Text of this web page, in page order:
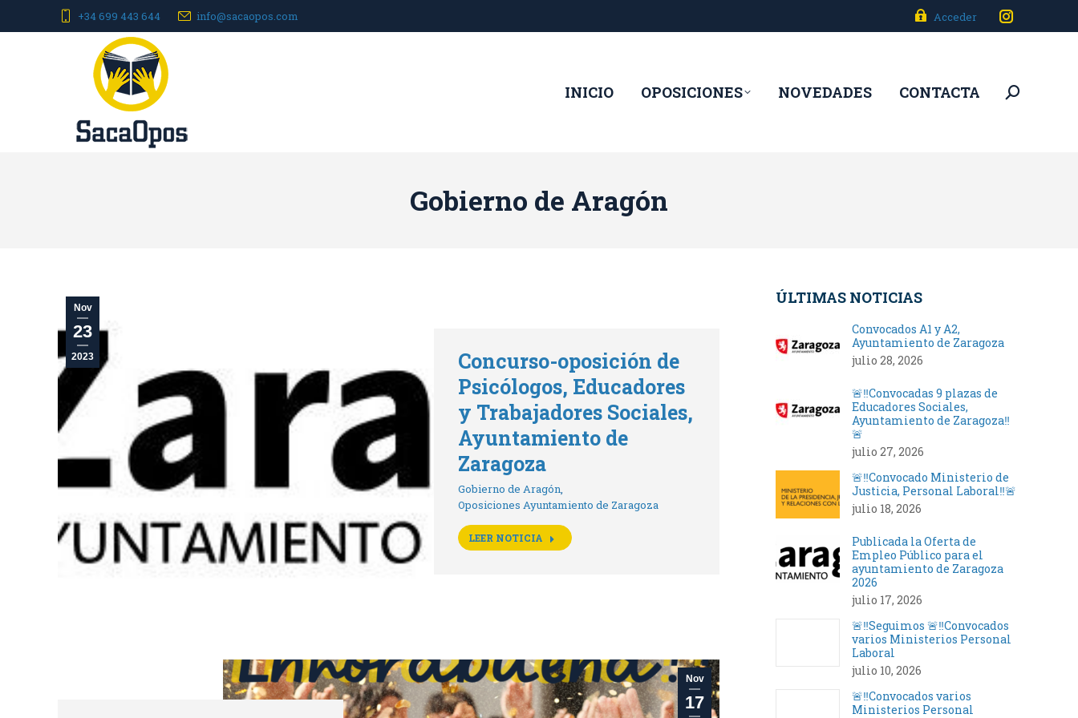
+34 699 443 644 info@sacaopos.com Acceder
Instagram
opens
INICIO OPOSICIONES NOVEDADES CONTACTA Buscar:
Gobierno de Aragón
Nov
23
2023
Concurso-oposición de
Psicólogos, Educadores
y Trabajadores Sociales,
Ayuntamiento de
Zaragoza
Gobierno de Aragón,
Oposiciones Ayuntamiento de Zaragoza
LEER NOTICIA
Nov
17
ÚLTIMAS NOTICIAS
Convocados A1 y A2,
Ayuntamiento de Zaragoza
julio 28, 2026
🚨‼️Convocadas 9 plazas de
Educadores Sociales,
Ayuntamiento de Zaragoza‼️
🚨
julio 27, 2026
🚨‼️Convocado Ministerio de
Justicia, Personal Laboral‼️🚨
julio 18, 2026
Publicada la Oferta de
Empleo Público para el
ayuntamiento de Zaragoza
2026
julio 17, 2026
🚨‼️Seguimos 🚨‼️Convocados
varios Ministerios Personal
Laboral
julio 10, 2026
🚨‼️Convocados varios
Ministerios Personal